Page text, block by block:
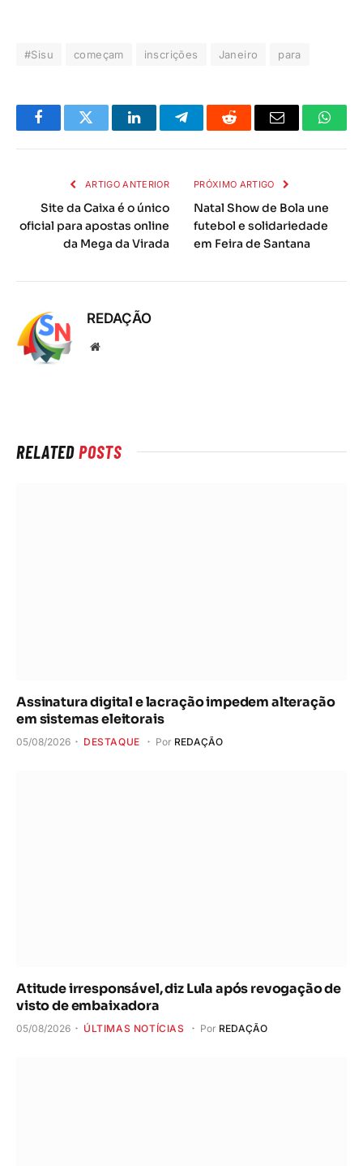
#Sisu começam inscrições Janeiro para
FacebookTwitter LinkedInTelegramaReddit
E-
ARTIGO ANTERIOR
Site da Caixa é o único
oficial para apostas online
da Mega da Virada
PRÓXIMO ARTIGO
Natal Show de Bola une
futebol e solidariedade
em Feira de Santana
REDAÇÃO
Local
RELATEDPOSTS
Assinatura digital e lacração impedem alteração
em sistemas eleitorais
05/08/2026 DESTAQUE Por REDAÇÃO
Atitude irresponsável, diz Lula após revogação de
visto de embaixadora
05/08/2026 ÚLTIMAS NOTÍCIAS Por REDAÇÃO